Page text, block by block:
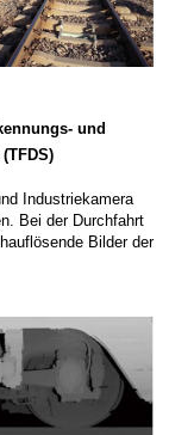
und
Industriekamera
Bei der Durchfahrt
Bilder der